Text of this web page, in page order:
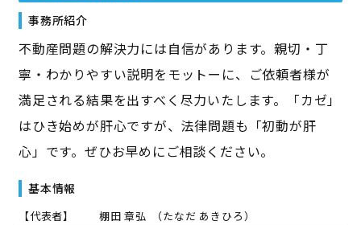
事務所紹介
不動産問題の解決力には自信があります。親切・丁
寧・わかりやすい説明をモットーに、ご依頼者様が
満足される結果を出すべく尽力いたします。「カゼ」
はひき始めが肝心ですが、法律問題も「初動が肝
心」です。ぜひお早めにご相談ください。
基本情報
【代表者】 棚田 章弘 （たなだ あきひろ）